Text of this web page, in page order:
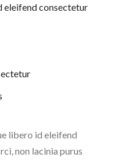
eleifend consectetur
libero id eleifend
non lacinia purus